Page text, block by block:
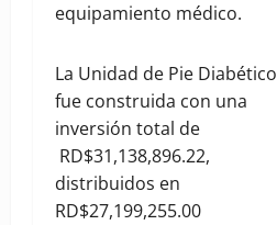
equipamiento médico.
La Unidad de Pie Diabético
fue construida con una
inversión total de
RD$31,138,896.22,
distribuidos en
RD$27,199,255.00